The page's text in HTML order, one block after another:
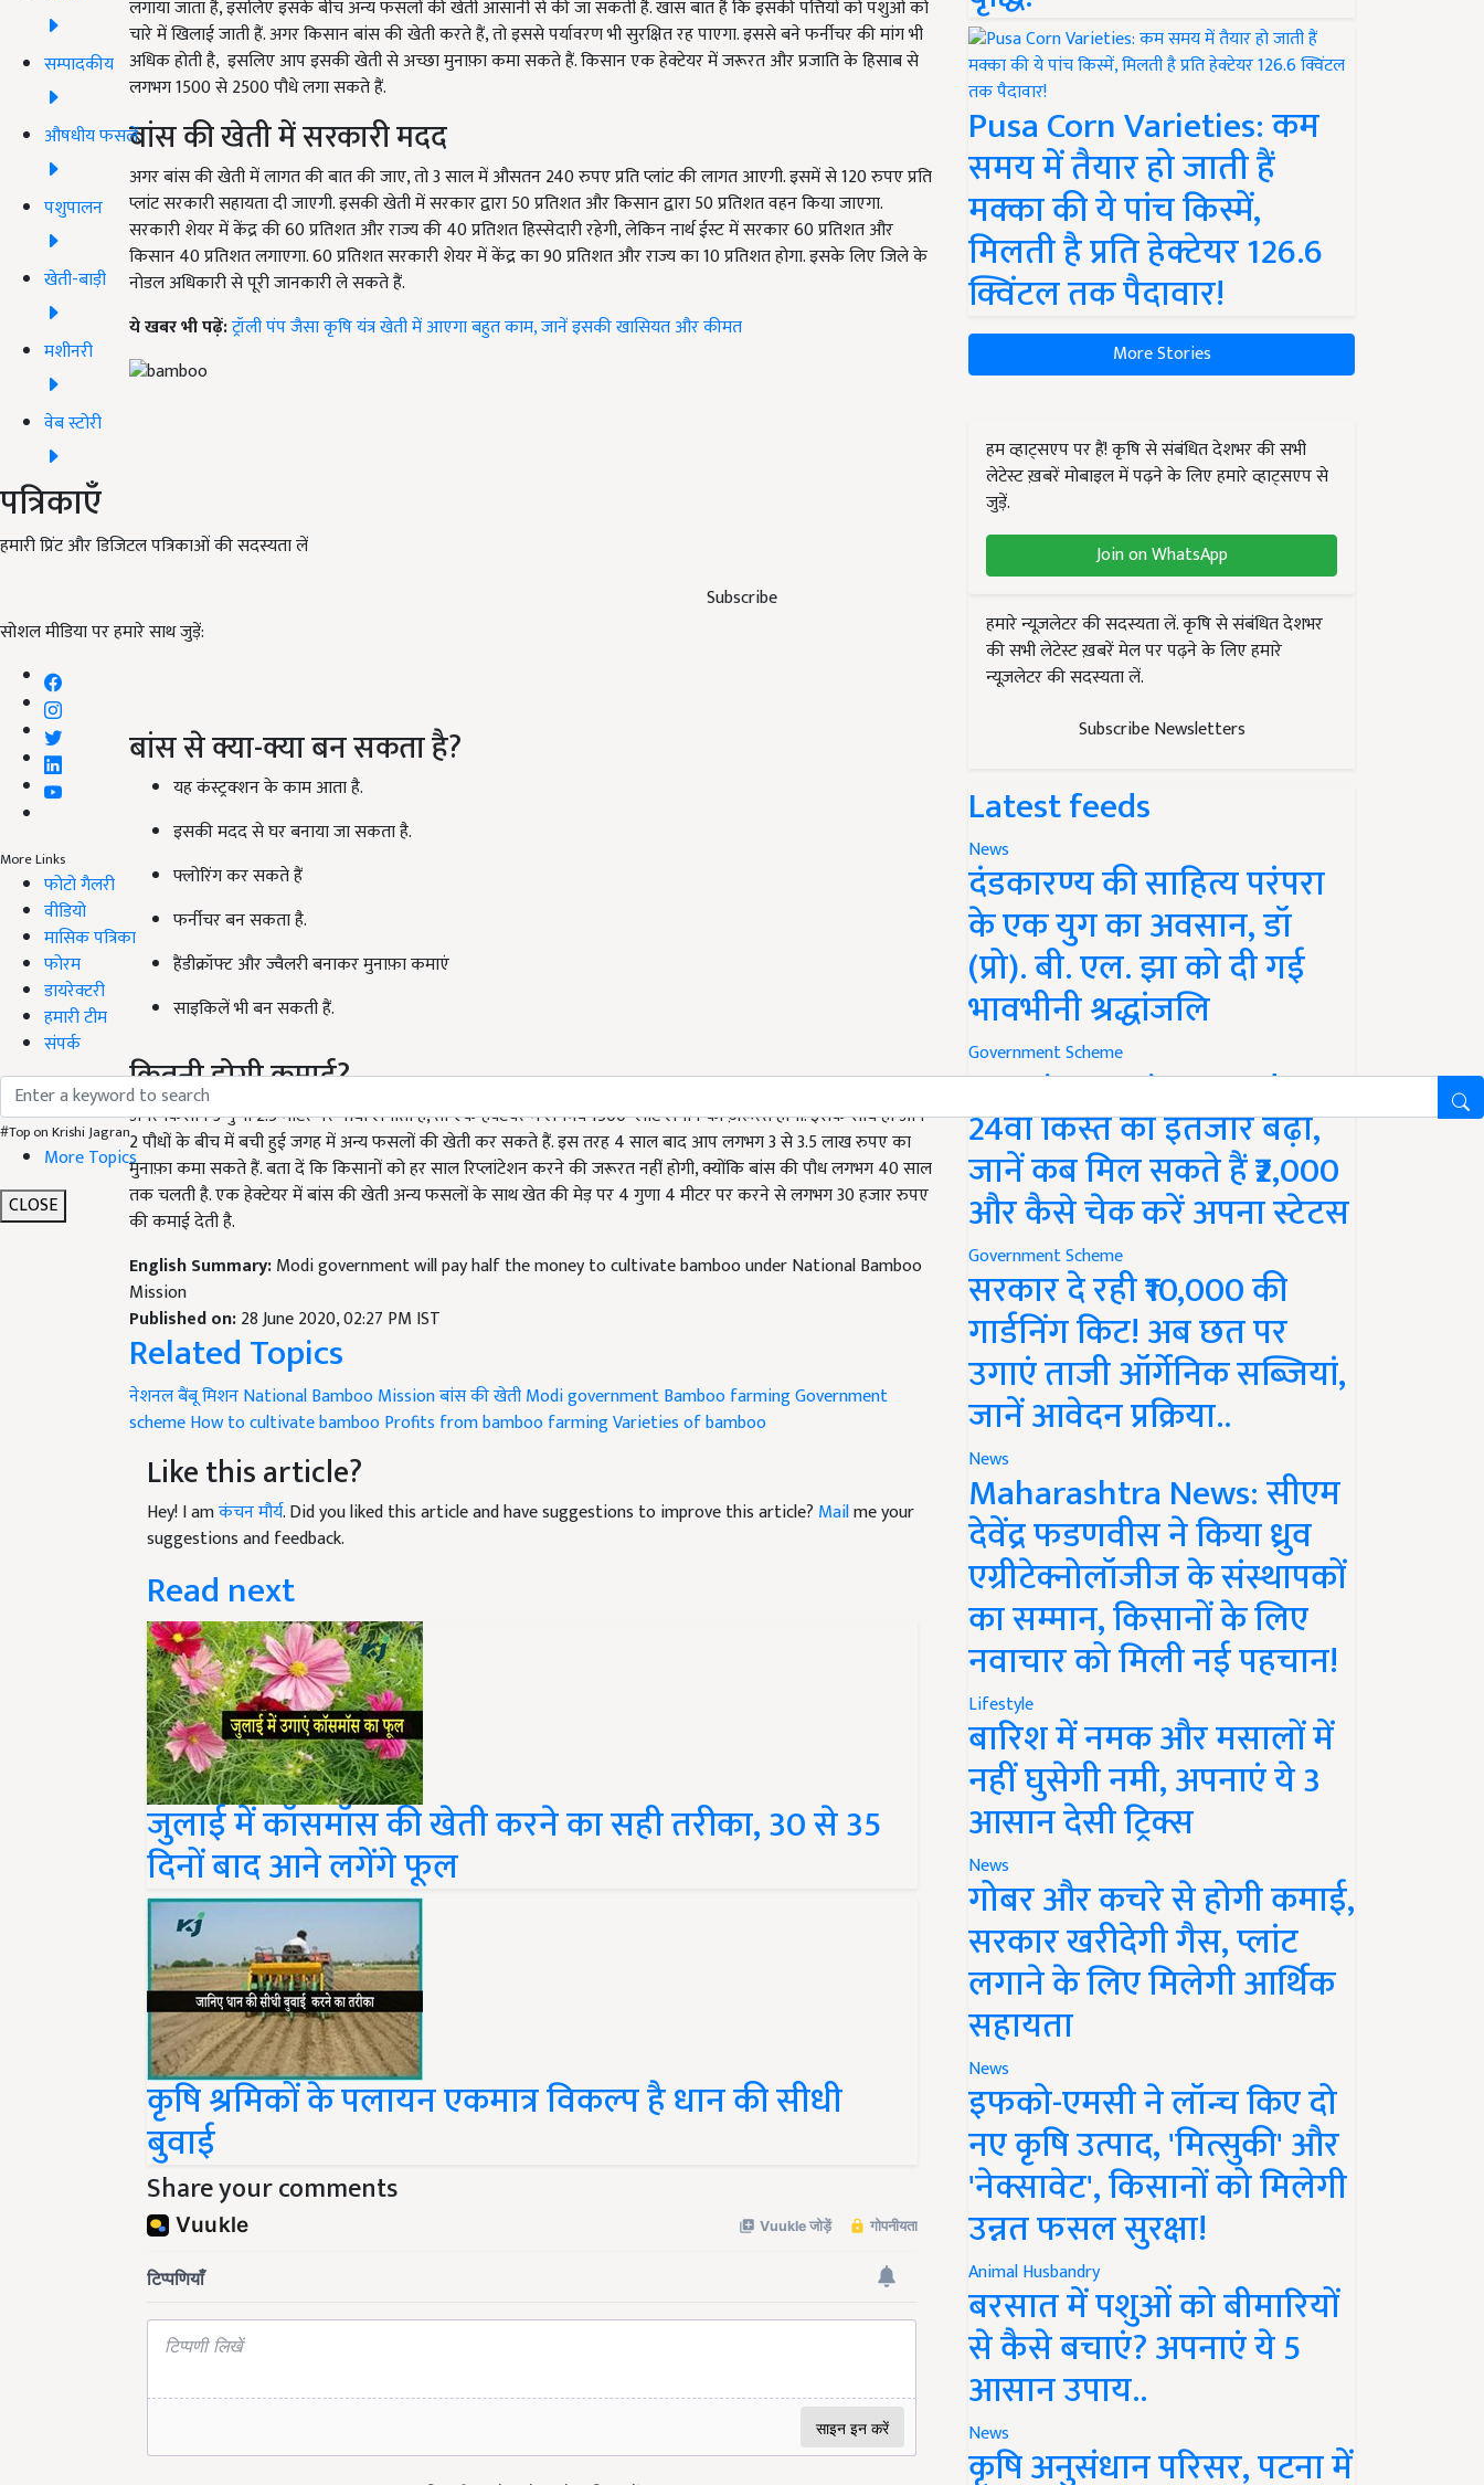
सम्पादकीय
औषधीय फसलें
पशुपालन
खेती-बाड़ी
मशीनरी
वेब स्टोरी
पत्रिकाएँ
हमारी प्रिंट और डिजिटल पत्रिकाओं की सदस्यता लें
Subscribe
सोशल मीडिया पर हमारे साथ जुड़ें:
More Links
फोटो गैलरी
वीडियो
मासिक पत्रिका
फोरम
डायरेक्टरी
हमारी टीम
संपर्क
#Top on Krishi Jagran
More Topics
CLOSE
लगाया जाता है, इसलिए इसके बीच अन्य फसलों की खेती आसानी से की जा सकती है. खास बात है कि इसकी पत्तियों को पशुओं को
चारे में खिलाई जाती हैं. अगर किसान बांस की खेती करते हैं, तो इससे पर्यावरण भी सुरक्षित रह पाएगा. इससे बने फर्नीचर की मांग भी
अधिक होती है, इसलिए आप इसकी खेती से अच्छा मुनाफ़ा कमा सकते हैं. किसान एक हेक्टेयर में जरूरत और प्रजाति के हिसाब से
लगभग 1500 से 2500 पौधे लगा सकते हैं.
बांस की खेती में सरकारी मदद
अगर बांस की खेती में लागत की बात की जाए, तो 3 साल में औसतन 240 रुपए प्रति प्लांट की लागत आएगी. इसमें से 120 रुपए प्रति
प्लांट सरकारी सहायता दी जाएगी. इसकी खेती में सरकार द्वारा 50 प्रतिशत और किसान द्वारा 50 प्रतिशत वहन किया जाएगा.
सरकारी शेयर में केंद्र की 60 प्रतिशत और राज्य की 40 प्रतिशत हिस्सेदारी रहेगी, लेकिन नार्थ ईस्ट में सरकार 60 प्रतिशत और
किसान 40 प्रतिशत लगाएगा. 60 प्रतिशत सरकारी शेयर में केंद्र का 90 प्रतिशत और राज्य का 10 प्रतिशत होगा. इसके लिए जिले के
नोडल अधिकारी से पूरी जानकारी ले सकते हैं.
ये खबर भी पढ़ें:ट्रॉली पंप जैसा कृषि यंत्र खेती में आएगा बहुत काम, जानें इसकी खासियत और कीमत
बांस से क्या-क्या बन सकता है?
यह कंस्ट्रक्शन के काम आता है.
इसकी मदद से घर बनाया जा सकता है.
फ्लोरिंग कर सकते हैं
फर्नीचर बन सकता है.
हैंडीक्रॉफ्ट और ज्वैलरी बनाकर मुनाफ़ा कमाएं
साइकिलें भी बन सकती हैं.
कितनी होगी कमाई?
अगर किसान 3 गुणा 2.5 मीटर पर पौधा लगाता है, तो एक हेक्टेयर में लगभघ 1500 प्लांट लगाने की ज़रूरत होगी. इसके साथ ही आप
2 पौधों के बीच में बची हुई जगह में अन्य फसलों की खेती कर सकते हैं. इस तरह 4 साल बाद आप लगभग 3 से 3.5 लाख रुपए का
मुनाफ़ा कमा सकते हैं. बता दें कि किसानों को हर साल रिप्लांटेशन करने की जरूरत नहीं होगी, क्योंकि बांस की पौध लगभग 40 साल
तक चलती है. एक हेक्टेयर में बांस की खेती अन्य फसलों के साथ खेत की मेड़ पर 4 गुणा 4 मीटर पर करने से लगभग 30 हजार रुपए
की कमाई देती है.
English Summary:Modi government will pay half the money to cultivate bamboo under National Bamboo
Mission
Published on:28 June 2020, 02:27 PM IST
Related Topics
नेशनल बैंबू मिशनNational Bamboo Missionबांस की खेतीModi governmentBamboo farmingGovernment
schemeHow to cultivate bambooProfits from bamboo farmingVarieties of bamboo
Like this article?
Hey! I amकंचन मौर्य. Did you liked this article and have suggestions to improve this article? Mailme your
suggestions and feedback.
Read next
जुलाई में कॉसमॉस की खेती करने का सही तरीका, 30 से 35
दिनों बाद आने लगेंगे फूल
कृषि श्रमिकों के पलायन एकमात्र विकल्प है धान की सीधी
बुवाई
Share your comments
Pusa Corn Varieties: कम
समय में तैयार हो जाती हैं
मक्का की ये पांच किस्में,
मिलती है प्रति हेक्टेयर 126.6
क्विंटल तक पैदावार!
More Stories
हम व्हाट्सएप पर हैं! कृषि से संबंधित देशभर की सभी
लेटेस्ट ख़बरें मोबाइल में पढ़ने के लिए हमारे व्हाट्सएप से
जुड़ें.
Join on WhatsApp
हमारे न्यूज़लेटर की सदस्यता लें. कृषि से संबंधित देशभर
की सभी लेटेस्ट ख़बरें मेल पर पढ़ने के लिए हमारे
न्यूज़लेटर की सदस्यता लें.
Subscribe Newsletters
Latest feeds
News
दंडकारण्य की साहित्य परंपरा
के एक युग का अवसान, डॉ
(प्रो). बी. एल. झा को दी गई
भावभीनी श्रद्धांजलि
Government Scheme
PM Kisan Yojana Update:
24वीं किस्त का इंतजार बढ़ा,
जानें कब मिल सकते हैं ₹2,000
और कैसे चेक करें अपना स्टेटस
Government Scheme
सरकार दे रही ₹10,000 की
गार्डनिंग किट! अब छत पर
उगाएं ताजी ऑर्गेनिक सब्जियां,
जानें आवेदन प्रक्रिया..
News
Maharashtra News: सीएम
देवेंद्र फडणवीस ने किया ध्रुव
एग्रीटेक्नोलॉजीज के संस्थापकों
का सम्मान, किसानों के लिए
नवाचार को मिली नई पहचान!
Lifestyle
बारिश में नमक और मसालों में
नहीं घुसेगी नमी, अपनाएं ये 3
आसान देसी ट्रिक्स
News
गोबर और कचरे से होगी कमाई,
सरकार खरीदेगी गैस, प्लांट
लगाने के लिए मिलेगी आर्थिक
सहायता
News
इफको-एमसी ने लॉन्च किए दो
नए कृषि उत्पाद, 'मित्सुकी' और
'नेक्सावेट', किसानों को मिलेगी
उन्नत फसल सुरक्षा!
Animal Husbandry
बरसात में पशुओं को बीमारियों
से कैसे बचाएं? अपनाएं ये 5
आसान उपाय..
News
कृषि अनुसंधान परिसर, पटना में